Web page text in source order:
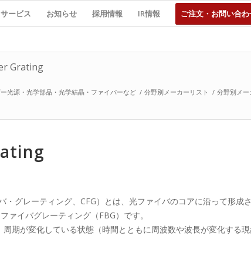
ービス お知らせ 採用情報 IR情報 ご注文・お問い合
Grating
光源・光学部品・光学結晶・ファイバーなど / 分野別メーカーリスト / 分野別メ
・グレーティング、CFG）とは、光ファイバのコアに沿って形成
ァイバグレーティング（FBG）です。
期が変化している状態（時間とともに周波数や波長が変化する